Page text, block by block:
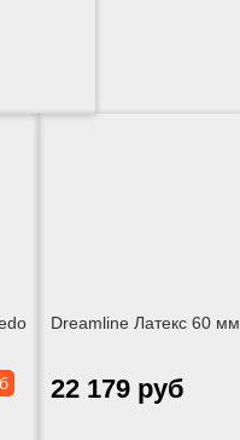
Dreamline Латекс 60 мм
22 179 руб